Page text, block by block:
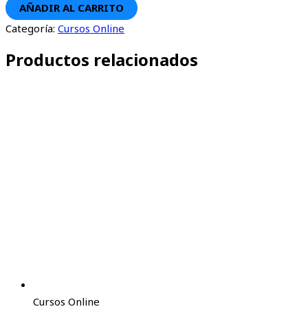
AÑADIR AL CARRITO
Categoría: Cursos Online
Productos relacionados
Cursos Online